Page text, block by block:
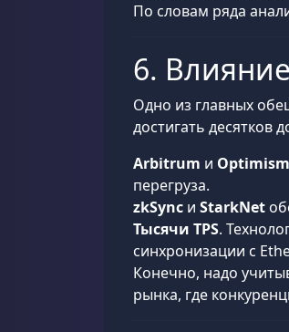
По словам ряда
6.
Одно из главных
достигать десятков
Arbitrum и Optimism
перегруза.
zkSync и StarkNet
Тысячи TPS.
синхронизации с
Конечно, надо
рынка, где